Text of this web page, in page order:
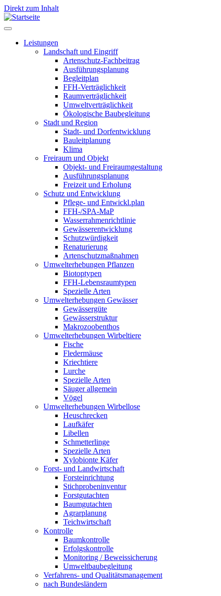
Direkt zum Inhalt
Leistungen
Leistungen
Landschaft und Eingriff
Artenschutz-Fachbeitrag
Ausführungsplanung
Begleitplan
FFH-Verträglichkeit
Raumverträglichkeit
Umweltverträglichkeit
Ökologische Baubegleitung
Stadt und Region
Stadt- und Dorfentwicklung
Bauleitplanung
Klima
Freiraum und Objekt
Objekt- und Freiraumgestaltung
Ausführungsplanung
Freizeit und Erholung
Schutz und Entwicklung
Pflege- und Entwickl.plan
FFH-/SPA-MaP
Wasserrahmenrichtlinie
Gewässerentwicklung
Schutzwürdigkeit
Renaturierung
Artenschutzmaßnahmen
Umwelterhebungen Pflanzen
Biotoptypen
FFH-Lebensraumtypen
Spezielle Arten
Umwelterhebungen Gewässer
Gewässergüte
Gewässerstruktur
Makrozoobenthos
Umwelterhebungen Wirbeltiere
Fische
Fledermäuse
Kriechtiere
Lurche
Spezielle Arten
Säuger allgemein
Vögel
Umwelterhebungen Wirbellose
Heuschrecken
Laufkäfer
Libellen
Schmetterlinge
Spezielle Arten
Xylobionte Käfer
Forst- und Landwirtschaft
Forsteinrichtung
Stichprobeninventur
Forstgutachten
Baumgutachten
Agrarplanung
Teichwirtschaft
Kontrolle
Baumkontrolle
Erfolgskontrolle
Monitoring / Beweissicherung
Umweltbaubegleitung
Verfahrens- und Qualitätsmanagement
nach Bundesländern